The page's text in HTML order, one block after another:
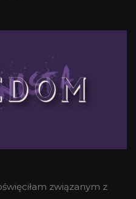
związanym z